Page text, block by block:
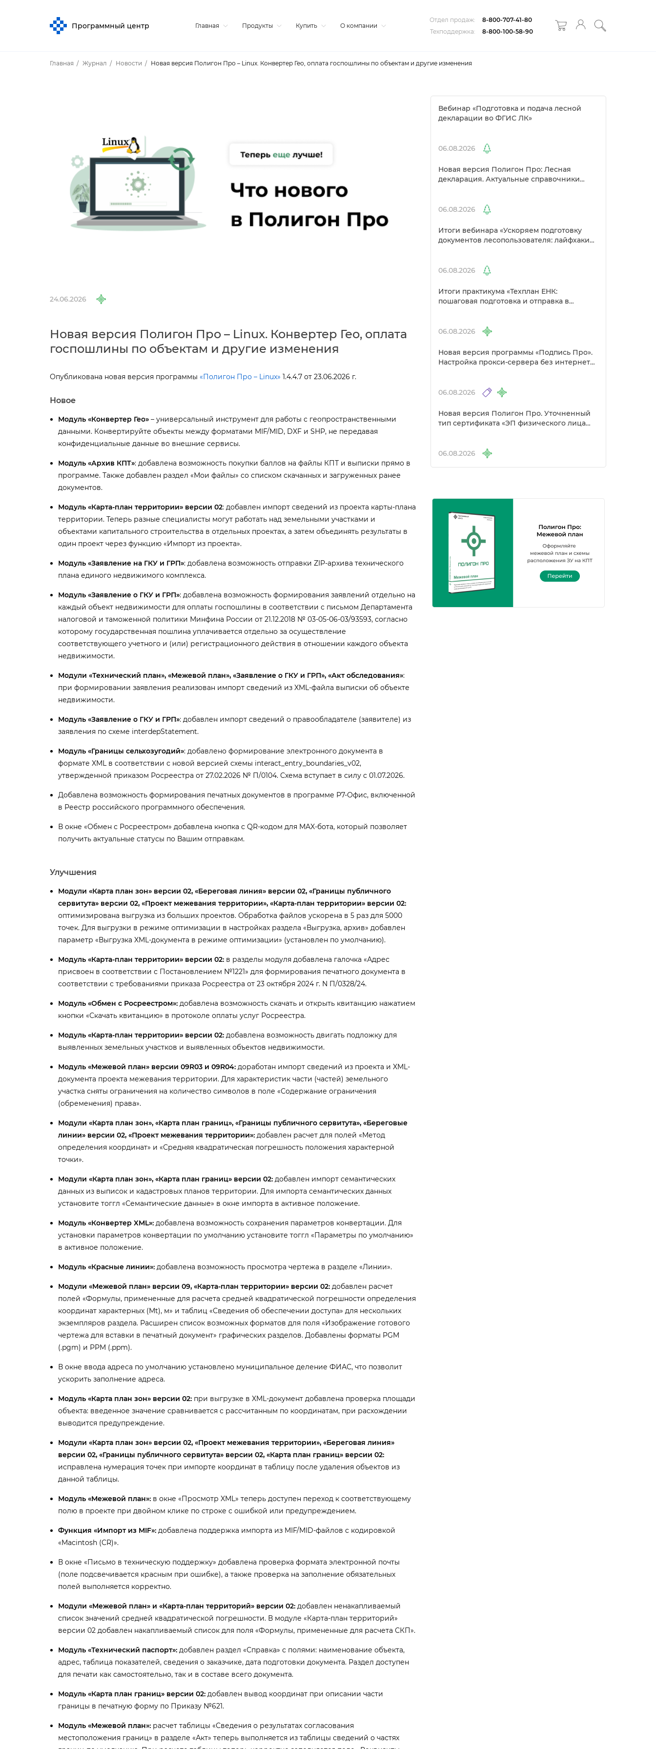
Программный центр Главная Продукты Купить О компании
Отдел продаж:
8-800-707-41-80
Техподдержка:
8-800-100-58-90
Главная Журнал Новости Новая версия Полигон Про – Linux. Конвертер Гео, оплата госпошлины по объектам и другие изменения
24.06.2026
Новая версия Полигон Про – Linux. Конвертер Гео, оплата
оспошлины по объектам и другие изменения
Опубликована новая версия программы «Полигон Про – Linux» 1.4.4.7 от 23.06.2026 г.
Новое
Модуль «Конвертер Гео»– универсальный инструмент для работы с геопространственными
данными. Конвертируйте объекты между форматами MIF/MID, DXF и SHP, не передавая
конфиденциальные данные во внешние сервисы.
Модуль «Архив КПТ»: добавлена возможность покупки баллов на файлы КПТ и выписки прямо
программе. Также добавлен раздел «Мои файлы» со списком скачанных и загруженных ранее
документов.
Модуль «Карта-план территории» версии 02: добавлен импорт сведений из проекта карты-плана
территории. Теперь разные специалисты могут работать над земельными участками и
объектами капитального строительства в отдельных проектах, а затем объединять результаты
один проект через функцию «Импорт из проекта».
Модуль «Заявление на ГКУ и ГРП»: добавлена возможность отправки ZIP-архива технического
плана единого недвижимого комплекса.
Модуль «Заявление о ГКУ и ГРП»: добавлена возможность формирования заявлений отдельно на
каждый объект недвижимости для оплаты госпошлины в соответствии с письмом Департамента
налоговой и таможенной политики Минфина России от 21.12.2018 № 03-05-06-03/93593, согласно
которому государственная пошлина уплачивается отдельно за осуществление
соответствующего учетного и (или) регистрационного действия в отношении каждого объекта
недвижимости.
Модули «Технический план», «Межевой план», «Заявление о ГКУ и ГРП», «Акт обследования»:
при формировании заявления реализован импорт сведений из XML-файла выписки об объекте
недвижимости.
Модуль «Заявление о ГКУ и ГРП»: добавлен импорт сведений о правообладателе (заявителе) из
заявления по схеме interdepStatement.
Модуль «Границы сельхозугодий»: добавлено формирование электронного документа
формате XML в соответствии с новой версией схемы interact_entry_boundaries_v02,
утвержденной приказом Росреестра от 27.02.2026 № П/0104. Схема вступает в силу с 01.07.2026.
Добавлена возможность формирования печатных документов в программе Р7-Офис, включенной
Реестр российского программного обеспечения.
окне «Обмен с Росреестром» добавлена кнопка с QR-кодом для MAX-бота, который позволяет
получить актуальные статусы по Вашим отправкам.
Улучшения
Модули «Карта план зон» версии 02, «Береговая линия» версии 02, «Границы публичного
сервитута» версии 02, «Проект межевания территории», «Карта-план территории» версии 02:
оптимизирована выгрузка из больших проектов. Обработка файлов ускорена в 5 раз для 5000
точек. Для выгрузки в режиме оптимизации в настройках раздела «Выгрузка, архив» добавлен
параметр «Выгрузка XML-документа в режиме оптимизации» (установлен по умолчанию).
Модуль «Карта-план территории» версии 02:разделы модуля добавлена галочка «Адрес
присвоен в соответствии с Постановлением №1221» для формирования печатного документа
соответствии с требованиями приказа Росреестра от 23 октября 2024 г. N П/0328/24.
Модуль «Обмен с Росреестром»:добавлена возможность скачать и открыть квитанцию нажатием
кнопки «Скачать квитанцию» в протоколе оплаты услуг Росреестра.
Модуль «Карта-план территории» версии 02: добавлена возможность двигать подложку для
ыявленных земельных участков и выявленных объектов недвижимости.
Модуль «Межевой план» версии 09R03 и 09R04:доработан импорт сведений из проекта и XML-
документа проекта межевания территории. Для характеристик части (частей) земельного
участка сняты ограничения на количество символов в поле «Содержание ограничения
(обременения) права».
Модули «Карта план зон», «Карта план границ», «Границы публичного сервитута», «Береговые
линии» версии 02, «Проект межевания территории»:добавлен расчет для полей «Метод
определения координат» и «Средняя квадратическая погрешность положения характерной
точки».
Модули «Карта план зон», «Карта план границ» версии 02:добавлен импорт семантических
данных из выписок и кадастровых планов территории. Для импорта семантических данных
установите тоггл «Семантические данные» в окне импорта в активное положение.
Модуль «Конвертер XML»:добавлена возможность сохранения параметров конвертации. Для
установки параметров конвертации по умолчанию установите тоггл «Параметры по умолчанию»
активное положение.
Модуль «Красные линии»:добавлена возможность просмотра чертежа в разделе «Линии».
Модули «Межевой план» версии 09, «Карта-план территории» версии 02:добавлен расчет
полей «Формулы, примененные для расчета средней квадратической погрешности определения
координат характерных (Mt), м» и таблиц «Сведения об обеспечении доступа» для нескольких
экземпляров раздела. Расширен список возможных форматов для поля «Изображение готового
чертежа для вставки в печатный документ» графических разделов. Добавлены форматы PGM
(.pgm) и PPM (.ppm).
окне ввода адреса по умолчанию установлено муниципальное деление ФИАС, что позволит
ускорить заполнение адреса.
Модуль «Карта план зон» версии 02:при выгрузке в XML-документ добавлена проверка площади
объекта: введенное значение сравнивается с рассчитанным по координатам, при расхождении
ыводится предупреждение.
Модули «Карта план зон» версии 02, «Проект межевания территории», «Береговая линия»
ерсии 02, «Границы публичного сервитута» версии 02, «Карта план границ» версии 02:
исправлена нумерация точек при импорте координат в таблицу после удаления объектов из
данной таблицы.
Модуль «Межевой план»:окне «Просмотр XML» теперь доступен переход к соответствующему
полю в проекте при двойном клике по строке с ошибкой или предупреждением.
Функция «Импорт из MIF»:добавлена поддержка импорта из MIF/MID-файлов с кодировкой
«Macintosh (CR)».
окне «Письмо в техническую поддержку» добавлена проверка формата электронной почты
(поле подсвечивается красным при ошибке), а также проверка на заполнение обязательных
полей выполняется корректно.
Модули «Межевой план» и «Карта-план территорий» версии 02:добавлен ненакапливаемый
список значений средней квадратической погрешности. В модуле «Карта-план территорий»
ерсии 02 добавлен накапливаемый список для поля «Формулы, примененные для расчета СКП».
Модуль «Технический паспорт»:добавлен раздел «Справка» с полями: наименование объекта,
адрес, таблица показателей, сведения о заказчике, дата подготовки документа. Раздел доступен
для печати как самостоятельно, так и в составе всего документа.
Модуль «Карта план границ» версии 02:добавлен вывод координат при описании части
раницы в печатную форму по Приказу №621.
Модуль «Межевой план»:расчет таблицы «Сведения о результатах согласования
местоположения границ» в разделе «Акт» теперь выполняется из таблицы сведений о частях
ебинар «Подготовка и подача лесной
декларации во ФГИС ЛК»
06.08.2026
Новая версия Полигон Про: Лесная
декларация. Актуальные справочники
06.08.2026
Итоги вебинара «Ускоряем подготовку
документов лесопользователя: лайфхаки
06.08.2026
Итоги практикума «Техплан ЕНК:
пошаговая подготовка и отправка
06.08.2026
Новая версия программы «Подпись Про».
Настройка прокси-сервера без интернета
06.08.2026
Новая версия Полигон Про. Уточненный
тип сертификата «ЭП физического лица
06.08.2026